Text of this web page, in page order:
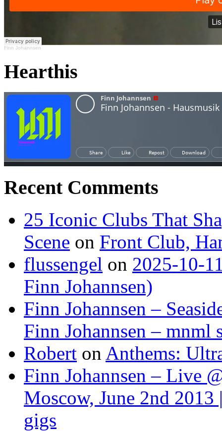
Finn Johannsen
Hearthis
Recent Comments
25 Iconic Clubs That
Scene on Front Club,
flussengel on 2025-10-
Finn Johannsen)
Finn Johannsen –
Finn Johannsen – mnml
Robert on Anthems:
Finn Johannsen – Live
Moscow, June 2nd 2013
gigs